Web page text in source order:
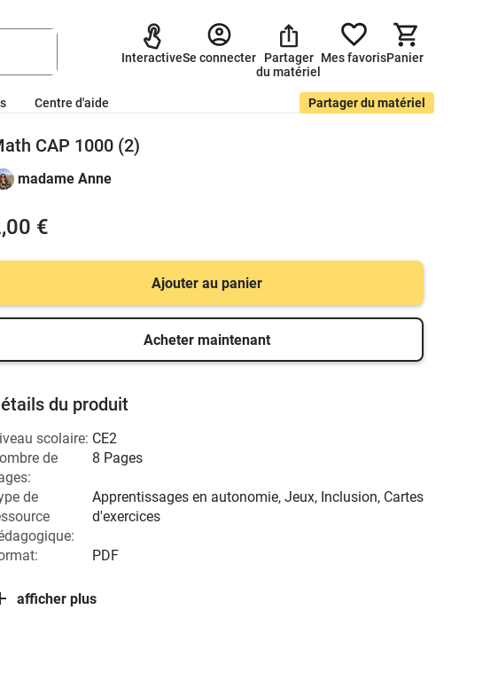
InteractiveSe connecter
Partager
du matériel
Mes favorisPanier
Partager du matériel
Centre d'aide
CAP 1000 (2)
madame Anne
€
Ajouter au panier
Acheter maintenant
du produit
scolaire: CE2
de
8 Pages
de
Apprentissages en autonomie, Jeux, Inclusion, Cartes
d'exercices
PDF
afficher plus